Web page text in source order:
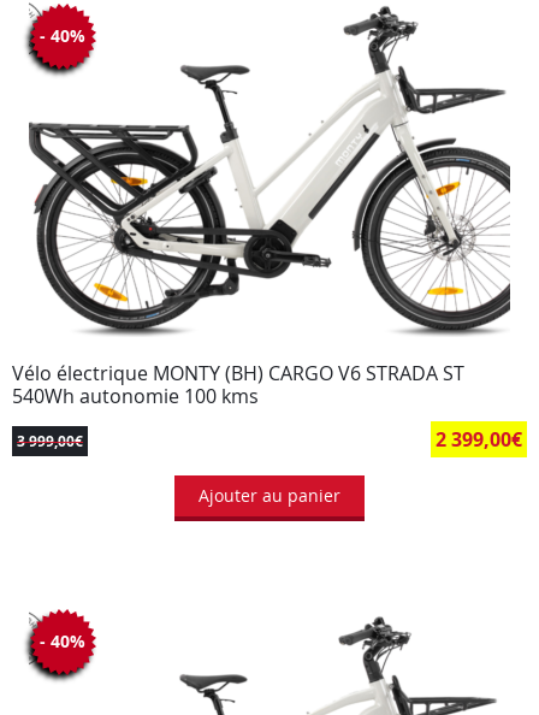
Vélo électrique MONTY (BH) CARGO V6 STRADA ST
540Wh autonomie 100 kms
3 999,00€ 2 399,00€
- 40%
Ajouter au panier
- 40%